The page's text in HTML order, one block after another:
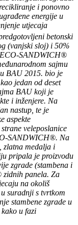
i ponovno
energije u
utjecaja
betonski
(vanjski sloj) i 50%
SANDWICH®
sajmu
BAU 2015. bio je
jedan od deset
BAU koji je
i inženjere. Na
nastup, te je
aspekte
veleposlanice
SANDWICH®. Na
zlatna medalja i
pripala je proizvodu
zgrade (stambena i
panela. Za
na okoliš
suradnji s tvrtkom
stambene zgrade u
u fazi